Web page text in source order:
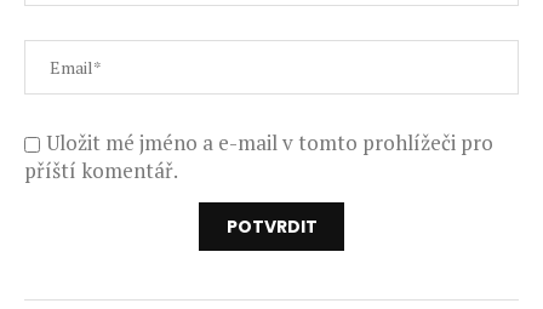
Uložit mé jméno a e-mail v tomto prohlížeči pro
příští komentář.